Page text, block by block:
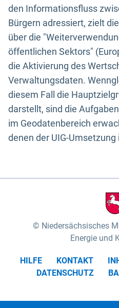
den Informationsfluss
Bürgern adressiert, zielt
über die
öffentlichen Sektors"
die Aktivierung des
Verwaltungsdaten.
diesem Fall die
darstellt, sind die
im Geodatenbereich
denen der UIG-
Niedersächsisches
Energie und
HILFE KONTAKT
DATENSCHUTZ